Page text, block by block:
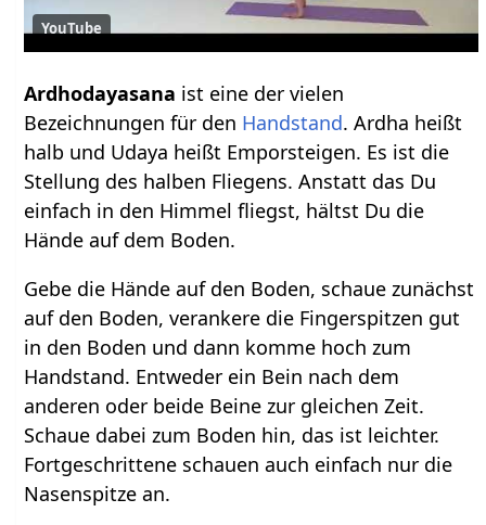
YouTube
Ardhodayasana ist eine der vielen
Bezeichnungen für den Handstand. Ardha heißt
halb und Udaya heißt Emporsteigen. Es ist die
Stellung des halben Fliegens. Anstatt das Du
einfach in den Himmel fliegst, hältst Du die
Hände auf dem Boden.
Gebe die Hände auf den Boden, schaue zunächst
auf den Boden, verankere die Fingerspitzen gut
in den Boden und dann komme hoch zum
Handstand. Entweder ein Bein nach dem
anderen oder beide Beine zur gleichen Zeit.
Schaue dabei zum Boden hin, das ist leichter.
Fortgeschrittene schauen auch einfach nur die
Nasenspitze an.